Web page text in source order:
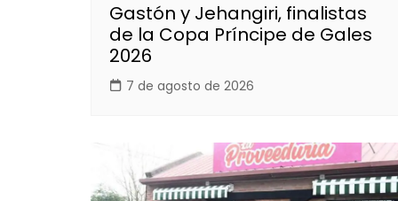
Gastón y Jehangiri, finalistas
de la Copa Príncipe de Gales
2026
7 de agosto de 2026